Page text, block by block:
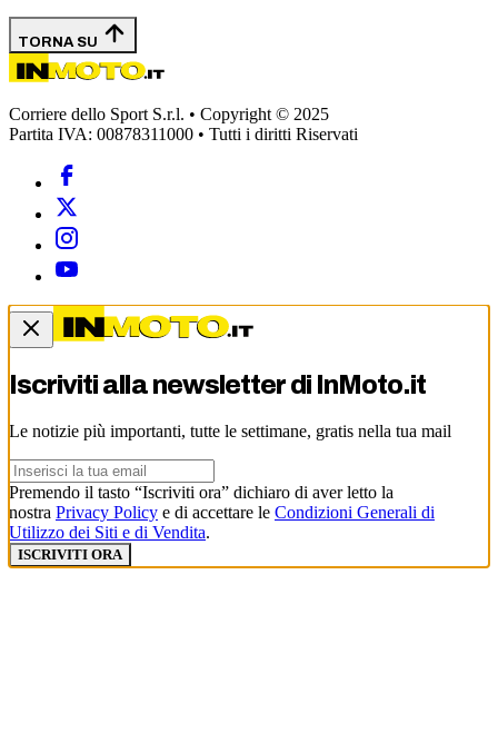
TORNA SU
Corriere dello Sport S.r.l. • Copyright © 2025
Partita IVA: 00878311000 • Tutti i diritti Riservati
Iscriviti alla newsletter di InMoto.it
Le notizie più importanti, tutte le settimane, gratis nella tua mail
Premendo il tasto “Iscriviti ora” dichiaro di aver letto la
nostra Privacy Policy e di accettare le Condizioni Generali di
Utilizzo dei Siti e di Vendita.
ISCRIVITI ORA